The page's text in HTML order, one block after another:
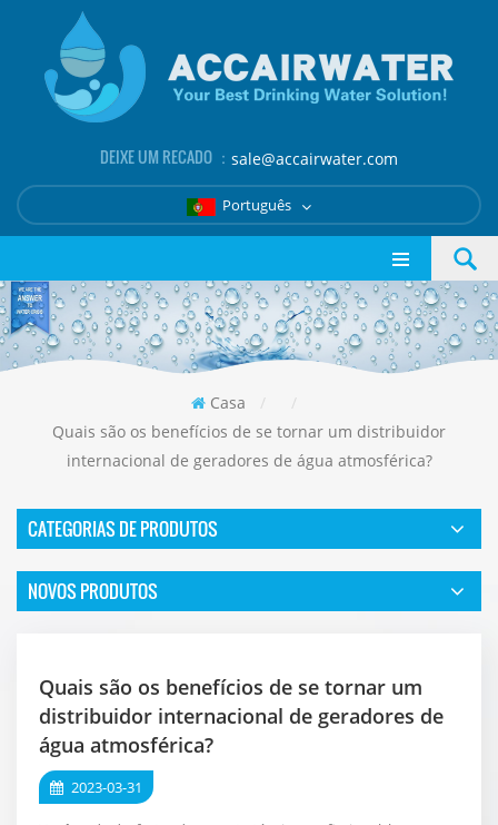
DEIXE UM RECADO ： sale@accairwater.com
Português
Casa /
/
Quais são os benefícios de se tornar um distribuidor
internacional de geradores de água atmosférica?
CATEGORIAS DE PRODUTOS
NOVOS PRODUTOS
Quais são os benefícios de se tornar um
distribuidor internacional de geradores de
água atmosférica?
2023-03-31